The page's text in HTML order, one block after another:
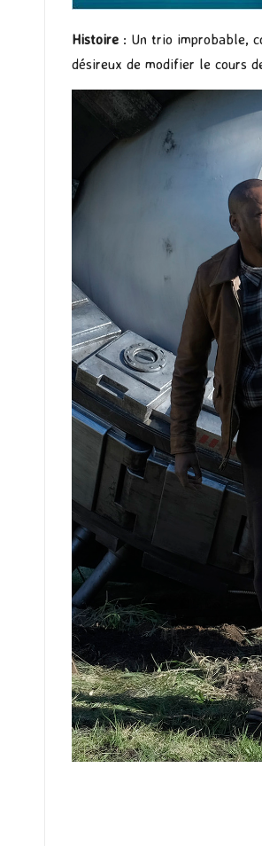
Histoire : Un trio improbable,
désireux de modifier le cours